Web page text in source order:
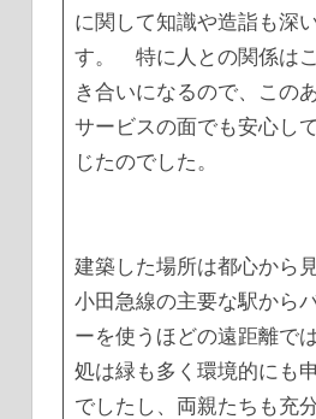
に関して知識や造詣も深
す。 特に人との関係は
き合いになるので、この
サービスの面でも安心し
じたのでした。
建築した場所は都心から
小田急線の主要な駅から
ーを使うほどの遠距離で
処は緑も多く環境的にも
でしたし、両親たちも充